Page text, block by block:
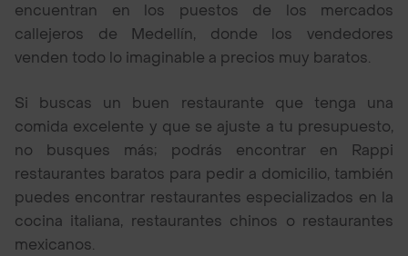
encuentran en los puestos de los mercados
callejeros de Medellín, donde los vendedores
venden todo lo imaginable a precios muy baratos.
Si buscas un buen restaurante que tenga una
comida excelente y que se ajuste a tu presupuesto,
no busques más; podrás encontrar en Rappi
restaurantes baratos para pedir a domicilio, también
puedes encontrar restaurantes especializados en la
cocina italiana, restaurantes chinos o restaurantes
mexicanos.